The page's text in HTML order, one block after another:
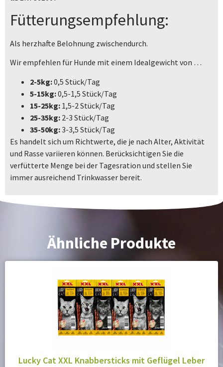
Fütterungsempfehlung:
Als herzhafte Belohnung zwischendurch.
Wir empfehlen für Hunde mit einem Idealgewicht von …
2-5kg:0,5 Stück/Tag
5-15kg:0,5-1,5 Stück/Tag
15-25kg: 1,5-2 Stück/Tag
25-35kg: 2-3 Stück/Tag
35-50kg:3-3,5 Stück/Tag
Es handelt sich um Richtwerte, die je nach Alter, Aktivität
und Rasse variieren können. Berücksichtigen Sie die
verfütterte Menge bei der Tagesration und stellen Sie
immer ausreichend Trinkwasser bereit.
Ähnliche Produkte
Lucky Cat XXL Knabbersticks mit Geflügel Leber